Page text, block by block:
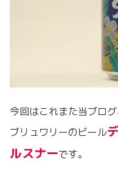
今回はこれまた当ブロ
ブリュワリーのビール
ルスナーです。